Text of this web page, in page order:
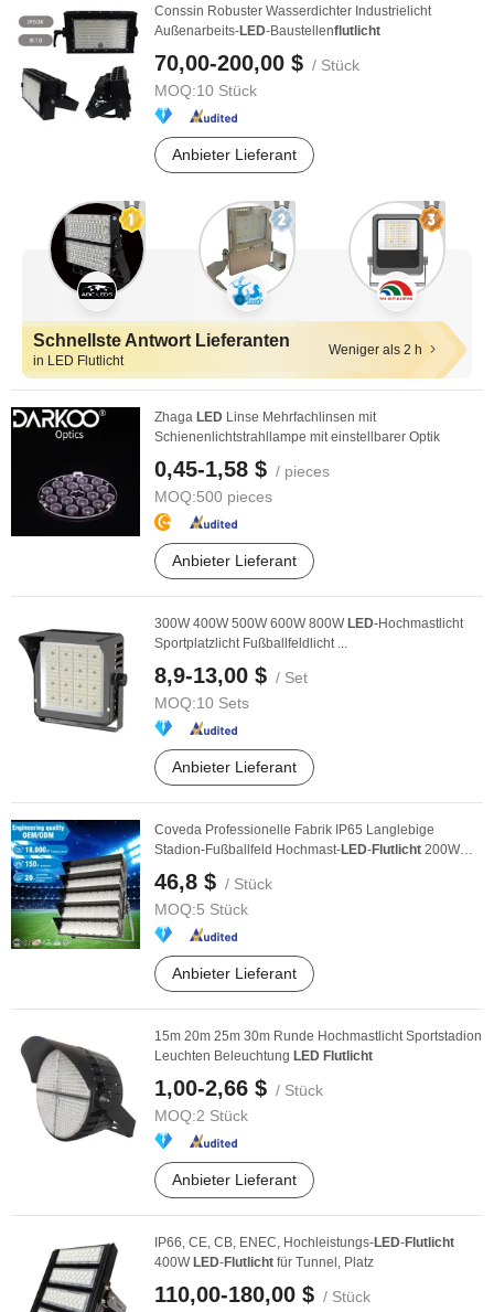
Conssin Robuster Wasserdichter Industrielicht
Außenarbeits-LED-Baustellenflutlicht
70,00-200,00 $ / Stück
MOQ:10 Stück
Anbieter Lieferant
Schnellste Antwort Lieferanten
in LED Flutlicht
Weniger als 2 h
Zhaga LED Linse Mehrfachlinsen mit
Schienenlichtstrahllampe mit einstellbarer Optik
0,45-1,58 $ / pieces
MOQ:500 pieces
Anbieter Lieferant
300W 400W 500W 600W 800W LED-Hochmastlicht
Sportplatzlicht Fußballfeldlicht ...
8,9-13,00 $ / Set
MOQ:10 Sets
Anbieter Lieferant
Coveda Professionelle Fabrik IP65 Langlebige
Stadion-Fußballfeld Hochmast-LED-Flutlicht 200W
46,8 $ / Stück
MOQ:5 Stück
Anbieter Lieferant
15m 20m 25m 30m Runde Hochmastlicht Sportstadion
Leuchten Beleuchtung LED Flutlicht
1,00-2,66 $ / Stück
MOQ:2 Stück
Anbieter Lieferant
IP66, CE, CB, ENEC, Hochleistungs-LED-Flutlicht
400W LED-Flutlicht für Tunnel, Platz
110,00-180,00 $ / Stück